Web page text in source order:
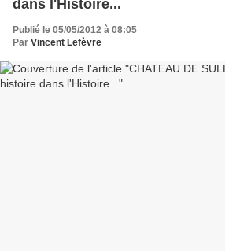
dans l'Histoire...
Publié le 05/05/2012 à 08:05
Par Vincent Lefèvre